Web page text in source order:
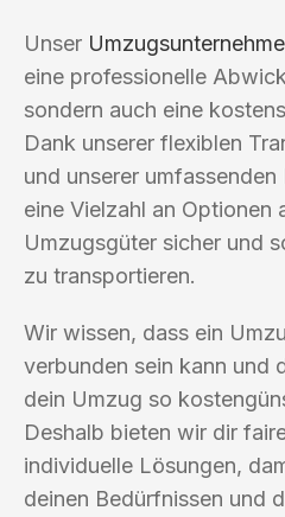
Unser
eine professionelle
sondern auch eine
Dank unserer flexiblen
und unserer
eine Vielzahl an Optionen
Umzugsgüter sicher und
zu transportieren.
Wir wissen, dass ein
verbunden sein kann und
dein Umzug so
Deshalb bieten wir dir
individuelle Lösungen,
deinen Bedürfnissen und